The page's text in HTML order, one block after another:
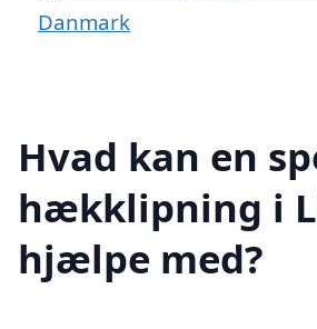
Danmark
Hvad kan en
hækklipning i
hjælpe med?